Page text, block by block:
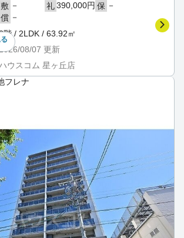
敷 － 礼390,000円 保 －
償 －
階 / 2LDK / 63.92㎡
08/07 更新
ウスコム 星ヶ丘店
フレナ